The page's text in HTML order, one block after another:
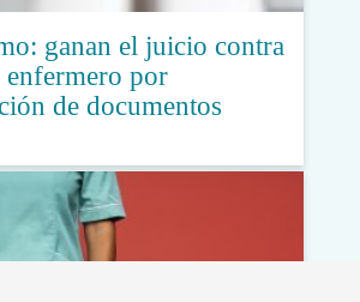
ganan el juicio contra
por
de documentos